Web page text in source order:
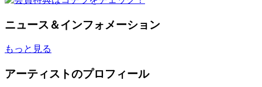
ニュース＆インフォメーション
もっと見る
アーティストのプロフィール